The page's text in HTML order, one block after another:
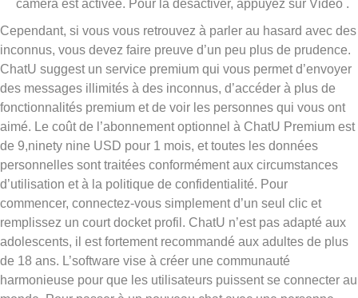
caméra est activée. Pour la désactiver, appuyez sur Vidéo .
Cependant, si vous vous retrouvez à parler au hasard avec des
inconnus, vous devez faire preuve d’un peu plus de prudence.
ChatU suggest un service premium qui vous permet d’envoyer
des messages illimités à des inconnus, d’accéder à plus de
fonctionnalités premium et de voir les personnes qui vous ont
aimé. Le coût de l’abonnement optionnel à ChatU Premium est
de 9,ninety nine USD pour 1 mois, et toutes les données
personnelles sont traitées conformément aux circumstances
d’utilisation et à la politique de confidentialité. Pour
commencer, connectez-vous simplement d’un seul clic et
remplissez un court docket profil. ChatU n’est pas adapté aux
adolescents, il est fortement recommandé aux adultes de plus
de 18 ans. L’software vise à créer une communauté
harmonieuse pour que les utilisateurs puissent se connecter au